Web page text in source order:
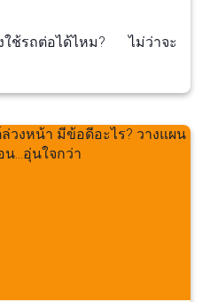
งใช้รถต่อได้ไหม? ไม่ว่าจะ